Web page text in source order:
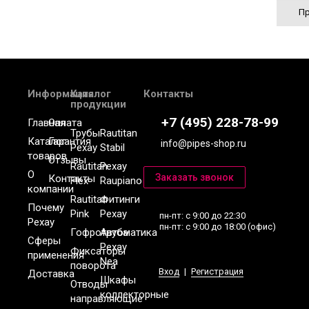
Контакты
+7 (495) 228-78-99
info@pipes-shop.ru
пн-пт: с 9:00 до 22:30
пн-пт: с 9:00 до 18:00 (офис)
Вход | Регистрация
Информация
Главная
Каталог
товаров
О
компании
Почему
Рехау
Сферы
применения
Доставка
Оплата
Гарантия
Отзывы
Контакты
Каталог
продукции
Трубы
Рехау
Rautitan
Flex
Rautitan
Pink
Гофротруба
Фиксаторы
поворота
Отводы
направляющие
Rautitan
Stabil
Рехау
Raupiano
Фитинги
Рехау
Автоматика
Рехау
Nea
Шкафы
коллекторные